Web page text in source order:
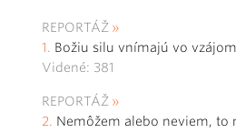
REPORTÁŽ
Božiu silu vnímajú vo
Videné: 381
REPORTÁŽ
Nemôžem alebo neviem, to